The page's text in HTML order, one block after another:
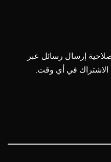
إرسال رسائل عبر
الاشتراك في أي وقت.